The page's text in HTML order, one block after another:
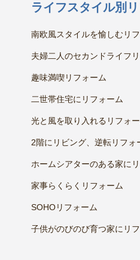
ライフスタイル別
南欧風スタイルを愉しむリ
夫婦二人のセカンドライフ
趣味満喫リフォーム
二世帯住宅にリフォーム
光と風を取り入れるリフォ
2階にリビング、逆転リフォ
ホームシアターのある家に
家事らくらくリフォーム
SOHOリフォーム
子供がのびのび育つ家にリ